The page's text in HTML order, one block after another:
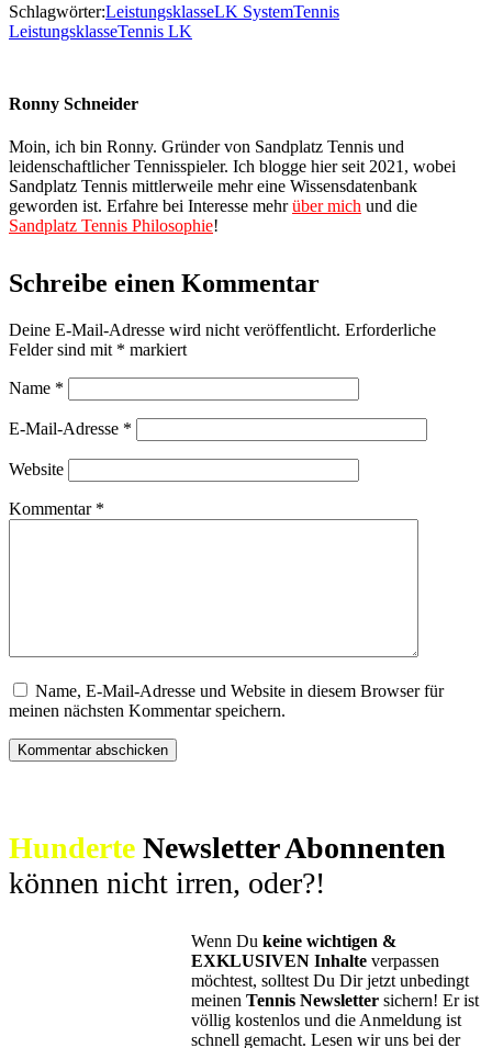
Schlagwörter:LeistungsklasseLK SystemTennis
LeistungsklasseTennis LK
Ronny Schneider
Moin, ich bin Ronny. Gründer von Sandplatz Tennis und
leidenschaftlicher Tennisspieler. Ich blogge hier seit 2021, wobei
Sandplatz Tennis mittlerweile mehr eine Wissensdatenbank
geworden ist. Erfahre bei Interesse mehrüber mich und die
Sandplatz Tennis Philosophie!
Schreibe einen Kommentar
Deine E-Mail-Adresse wird nicht veröffentlicht. Erforderliche
Felder sind mit * markiert
Name *
E-Mail-Adresse *
Website
Kommentar *
Name, E-Mail-Adresse und Website in diesem Browser für
meinen nächsten Kommentar speichern.
Hunderte Newsletter Abonnenten
können nicht irren, oder?!
Wenn Du keine wichtigen &
EXKLUSIVEN Inhalte verpassen
möchtest, solltest Du Dir jetzt unbedingt
meinen Tennis Newsletter sichern! Er ist
völlig kostenlos und die Anmeldung ist
schnell gemacht. Lesen wir uns bei der